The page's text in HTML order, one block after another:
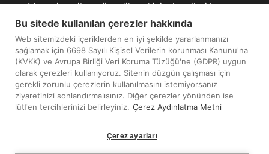
Maramiro; siber güvenlik ve kişisel verileri koruma
alanlarıın sağlıklı büyümelerine odaklanarak bu sektörlerle
ilgili güncel haber ve analizler hazırlayıp yayınlayan bir
haber sitesidir.
İletişim:maramiro@sentezmedya.com.tr
BIZI TAKIP EDIN
Bu sitede kullanılan çerezler hakkında
Web sitemizdeki içeriklerden en iyi şekilde yararlanmanızı
sağlamak için 6698 Sayılı Kişisel Verilerin korunması Kanunu'na
(KVKK) ve Avrupa Birliği Veri Koruma Tüzüğü'ne (GDPR) uygun
olarak çerezleri kullanıyoruz. Sitenin düzgün çalışması için
gerekli zorunlu çerezlerin kullanılmasını istemiyorsanız
ziyaretinizi sonlandırmalısınız. Diğer çerezler yönünden ise
lütfen tercihlerinizi belirleyiniz. Çerez Aydınlatma Metni
Çerez ayarları